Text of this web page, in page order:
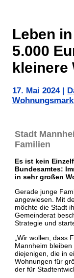
Leben
5.000
kleinere
17. Mai 2024|
Stadt
Familien
Es ist kein
Bundesamtes:
in sehr großen
Gerade junge
angewiesen. Mit
möchte die Stadt
Gemeinderat
Strategie und
„Wir wollen, dass
Mannheim
diejenigen, die in
Wohnungen für
der für